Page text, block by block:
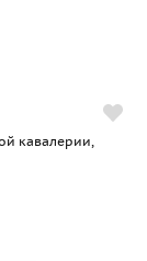
кавалерии,